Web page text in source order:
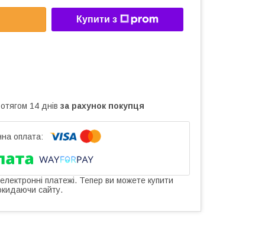
Купити з
14 днів за рахунок покупця
платежі. Тепер ви можете купити
сайту.